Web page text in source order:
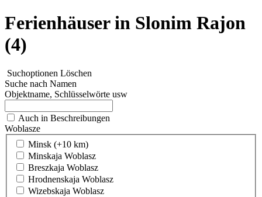
Ferienhäuser in Slonim Rajon
(4)
Suchoptionen Löschen
Suche nach Namen
Objektname, Schlüsselwörte usw
Auch in Beschreibungen
Woblasze
Minsk (+10 km)
Minskaja Woblasz
Breszkaja Woblasz
Hrodnenskaja Woblasz
Wizebskaja Woblasz